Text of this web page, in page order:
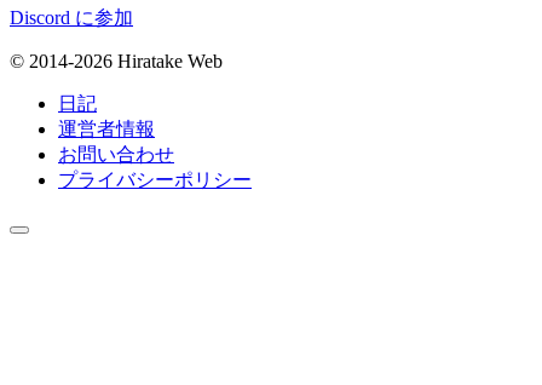
Discord に参加
© 2014-2026 Hiratake Web
日記
運営者情報
お問い合わせ
プライバシーポリシー